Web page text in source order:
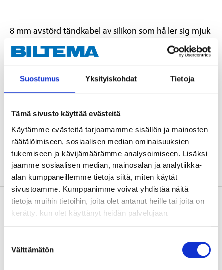
Suostumus Yksityiskohdat Tietoja
Tämä sivusto käyttää evästeitä
Käytämme evästeitä tarjoamamme sisällön ja mainosten
räätälöimiseen, sosiaalisen median ominaisuuksien
tukemiseen ja kävijämäärämme analysoimiseen. Lisäksi
jaamme sosiaalisen median, mainosalan ja analytiikka-
alan kumppaneillemme tietoja siitä, miten käytät
sivustoamme. Kumppanimme voivat yhdistää näitä
tietoja muihin tietoihin, joita olet antanut heille tai joita on
kerätty, kun olet käyttänyt heidän palvelujaan.
valinta
Välttämätön
8 mm avstörd tändkabel av silikon som håller sig mjuk
även vid stark kyla. Motstår hög värme, olja, bensin
och hydraulolja. Typ 1 Kabel med en SAE-anslutning
och en standard- eller M4-anslutning. För anslutning
mellan t.ex. tändstift och fördelarlock.
Teknisk specifikation
Längd 40 cm
Om tillverkaren